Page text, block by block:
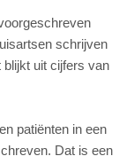
schrijven
uit cijfers van
patiënten in een
Dat is een